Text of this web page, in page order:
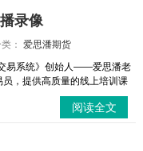
录像
： 爱思潘期货
易系统》创始人——爱思潘老
，提供高质量的线上培训课
阅读全文